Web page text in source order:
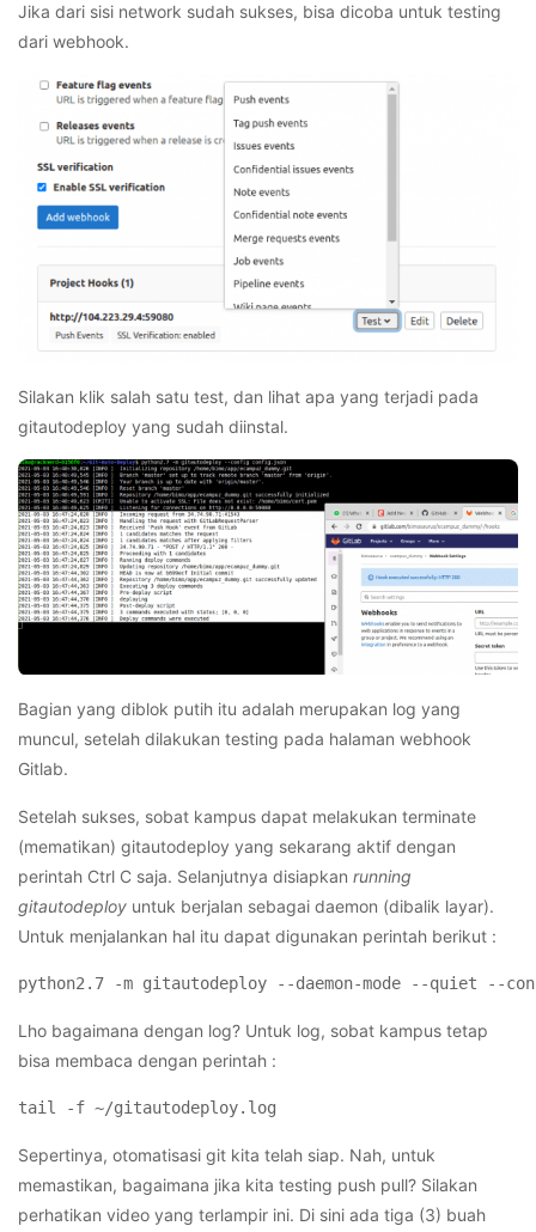
Jika dari sisi network sudah sukses, bisa dicoba untuk testing
dari webhook.
Silakan klik salah satu test, dan lihat apa yang terjadi pada
gitautodeploy yang sudah diinstal.
Bagian yang diblok putih itu adalah merupakan log yang
muncul, setelah dilakukan testing pada halaman webhook
Gitlab.
Setelah sukses, sobat kampus dapat melakukan terminate
(mematikan) gitautodeploy yang sekarang aktif dengan
perintah Ctrl C saja. Selanjutnya disiapkan running
gitautodeploy untuk berjalan sebagai daemon (dibalik layar).
Untuk menjalankan hal itu dapat digunakan perintah berikut :
python2.7 -m gitautodeploy --daemon-mode --quiet --
Lho bagaimana dengan log? Untuk log, sobat kampus tetap
bisa membaca dengan perintah :
tail -f ~/gitautodeploy.log
Sepertinya, otomatisasi git kita telah siap. Nah, untuk
memastikan, bagaimana jika kita testing push pull? Silakan
perhatikan video yang terlampir ini. Di sini ada tiga (3) buah